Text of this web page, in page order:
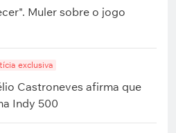
Muler sobre o jogo
exclusiva
Castroneves afirma que
Indy 500